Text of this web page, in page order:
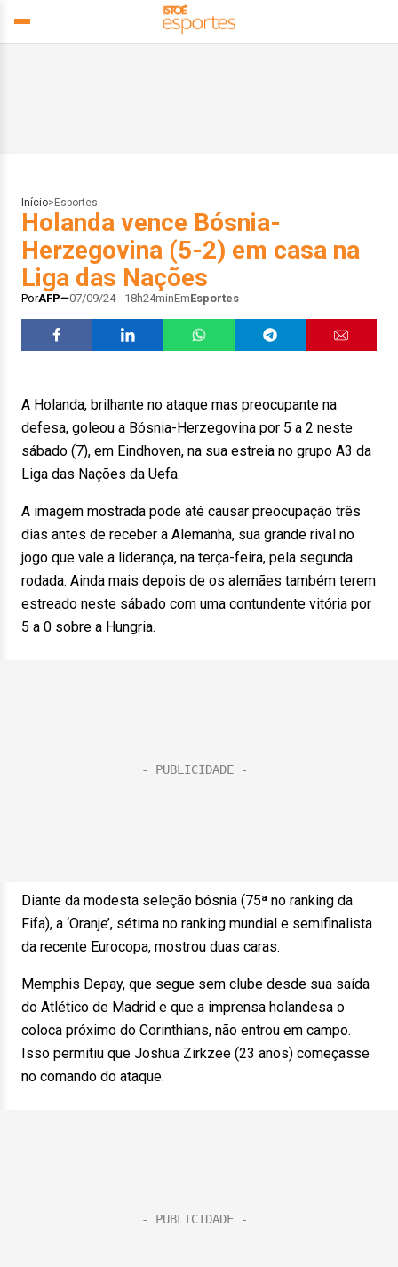
Início> Esportes
Holanda vence Bósnia-
Herzegovina (5-2) em casa na
Liga das Nações
PorAFP 07/09/24 - 18h24minEmEsportes
A Holanda, brilhante no ataque mas preocupante na
defesa, goleou a Bósnia-Herzegovina por 5 a 2 neste
sábado (7), em Eindhoven, na sua estreia no grupo A3 da
Liga das Nações da Uefa.
A imagem mostrada pode até causar preocupação três
dias antes de receber a Alemanha, sua grande rival no
jogo que vale a liderança, na terça-feira, pela segunda
rodada. Ainda mais depois de os alemães também terem
estreado neste sábado com uma contundente vitória por
5 a 0 sobre a Hungria.
Diante da modesta seleção bósnia (75ª no ranking da
Fifa), a ‘Oranje’, sétima no ranking mundial e semifinalista
da recente Eurocopa, mostrou duas caras.
Memphis Depay, que segue sem clube desde sua saída
do Atlético de Madrid e que a imprensa holandesa o
coloca próximo do Corinthians, não entrou em campo.
Isso permitiu que Joshua Zirkzee (23 anos) começasse
no comando do ataque.